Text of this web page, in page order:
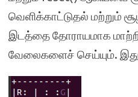
வெளிக்காட்டுதல் மற்றும்
இடத்தை தோராயமாக
வேலைகளைச் செய்யும். இது